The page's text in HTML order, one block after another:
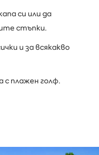
си или да
стъпки.
и за всякакво
с плажен голф.